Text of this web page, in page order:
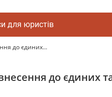
для юристів
до єдиних...
до єдиних